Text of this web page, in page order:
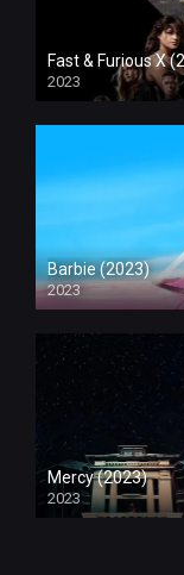
Fast & Furious X
2023
Barbie (2023)
2023
Mercy (2023)
2023